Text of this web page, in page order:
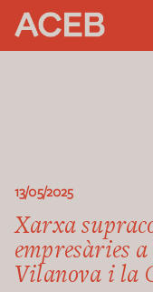
13/05/2025
Xarxa
empresàries
Vilanova i la